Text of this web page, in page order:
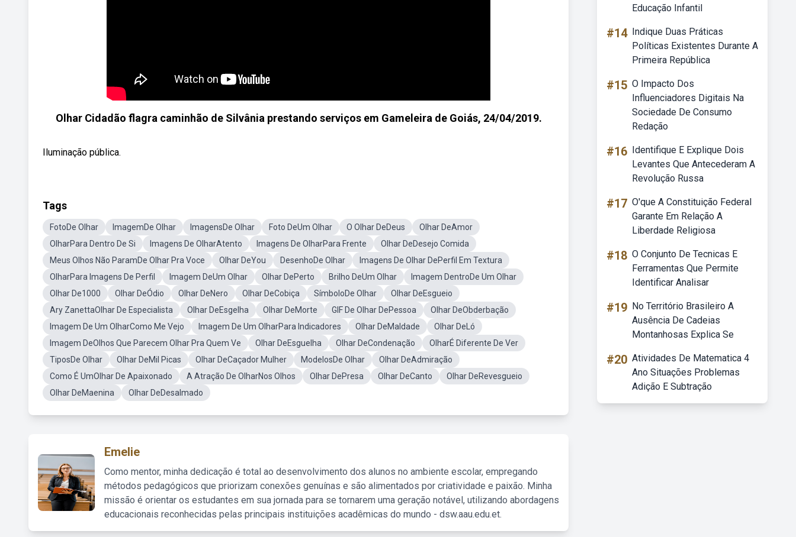
Olhar Cidadão flagra caminhão de Silvânia prestando serviços em Gameleira de Goiás, 24/04/2019.
Iluminação pública.
Tags
FotoDe Olhar ImagemDe Olhar ImagensDe Olhar Foto DeUm Olhar O Olhar DeDeus
Olhar DeAmor
OlharPara Dentro De Si
Imagens De OlharAtento Imagens De OlharPara Frente
Olhar DeDesejo Comida
Meus Olhos Não ParamDe Olhar Pra Voce
Olhar DeYou DesenhoDe Olhar
Imagens De Olhar DePerfil Em Textura
OlharPara Imagens De Perfil
Imagem DeUm Olhar Olhar DePerto Brilho DeUm Olhar
Imagem DentroDe Um Olhar
Olhar De1000
Olhar DeÓdio Olhar DeNero Olhar DeCobiça SímboloDe Olhar
Olhar DeEsgueio
Ary ZanettaOlhar De Especialista
Olhar DeEsgelha Olhar DeMorte GIF De Olhar DePessoa
Olhar DeObderbação
Imagem De Um OlharComo Me Vejo
Imagem De Um OlharPara Indicadores Olhar DeMaldade
Olhar DeLó
Imagem DeOlhos Que Parecem Olhar Pra Quem Ve
Olhar DeEsguelha Olhar DeCondenação
OlharÉ Diferente De Ver
TiposDe Olhar
Olhar DeMil Picas Olhar DeCaçador Mulher ModelosDe Olhar
Olhar DeAdmiração
Como É UmOlhar De Apaixonado
A Atração De OlharNos Olhos Olhar DePresa Olhar DeCanto
Olhar DeRevesgueio
Olhar DeMaenina
Olhar DeDesalmado
Emelie
Como mentor, minha dedicação é total ao desenvolvimento dos alunos no ambiente escolar, empregando
métodos pedagógicos que priorizam conexões genuínas e são alimentados por criatividade e paixão. Minha
missão é orientar os estudantes em sua jornada para se tornarem uma geração notável, utilizando abordagens
educacionais reconhecidas pelas principais instituições acadêmicas do mundo - dsw.aau.edu.et.
Educação Infantil
#14 Indique Duas Práticas
Políticas Existentes Durante A
Primeira República
#15 O Impacto Dos
Influenciadores Digitais Na
Sociedade De Consumo
Redação
#16 Identifique E Explique Dois
Levantes Que Antecederam A
Revolução Russa
#17 O'que A Constituição Federal
Garante Em Relação A
Liberdade Religiosa
#18 O Conjunto De Tecnicas E
Ferramentas Que Permite
Identificar Analisar
#19 No Território Brasileiro A
Ausência De Cadeias
Montanhosas Explica Se
#20 Atividades De Matematica 4
Ano Situações Problemas
Adição E Subtração